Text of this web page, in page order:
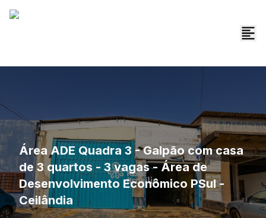
Área ADE Quadra 3 - Galpão com casa
de 3 quartos - 3 vagas - Área de
Desenvolvimento Econômico PSul -
Ceilândia